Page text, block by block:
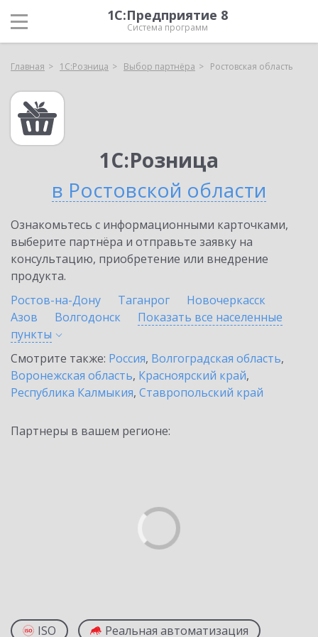
1С:Предприятие 8
Система программ
Главная 1С:Розница Выбор партнёра Ростовская область
1С:Розница
в Ростовской области
Ознакомьтесь с информационными карточками,
выберите партнёра и отправьте заявку на
консультацию, приобретение или внедрение
продукта.
Ростов-на-Дону
Таганрог
Новочеркасск
Азов
Волгодонск
Показать все населенные
пункты
Смотрите также: Россия, Волгоградская область,
Воронежская область, Красноярский край,
Республика Калмыкия, Ставропольский край
Партнеры в вашем регионе:
ISO Реальная автоматизация